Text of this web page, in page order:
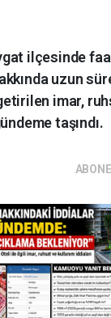
ilçesinde
uzun
imar,
taşındı.